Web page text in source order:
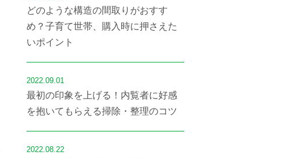
どのような構造の間取りがおすす
め？子育て世帯、購入時に押さえた
いポイント
2022.09.01
最初の印象を上げる！内覧者に好感
を抱いてもらえる掃除・整理のコツ
2022.08.22